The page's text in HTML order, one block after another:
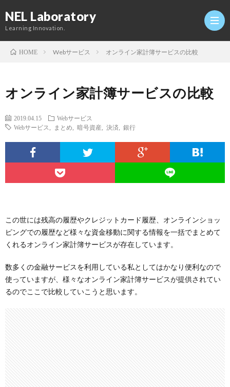
NEL Laboratory
Learning Innovation.
HOME Webサービス オンライン家計簿サービスの比較
オンライン家計簿サービスの比較
2019.04.15
Webサービス
Webサービス
まとめ 暗号資産 決済 銀行
この世には残高の履歴やクレジットカード履歴、オンラインショッ
ピングでの履歴など様々な資金移動に関する情報を一括でまとめて
くれるオンライン家計簿サービスが存在しています。
数多くの金融サービスを利用している私としてはかなり便利なので
使っていますが、様々なオンライン家計簿サービスが提供されてい
るのでここで比較していこうと思います。